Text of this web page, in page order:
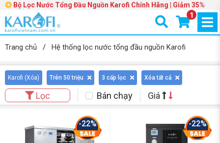
Bộ Lọc Nước Tổng Đầu Nguồn Karofi Chính Hãng | Giảm 35%
1
Trang chủ / Hệ thống lọc nước tổng đầu nguồn Karofi
Karofi (Xóa) Trên 50 triệu 3 cấp lọc Xóa tất cả
Lọc Bán chạy Giá
-22% -22%